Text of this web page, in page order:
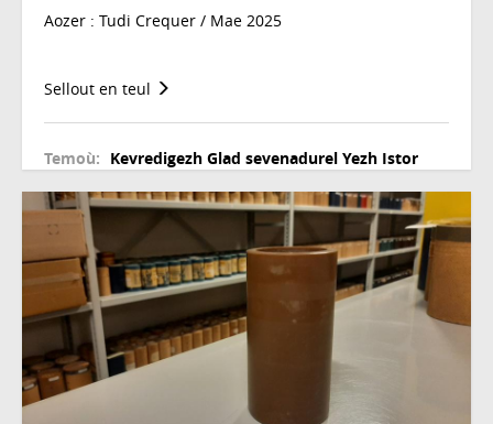
Aozer : Tudi Crequer / Mae 2025
Sellout en teul
Temoù: Kevredigezh Glad sevenadurel Yezh Istor